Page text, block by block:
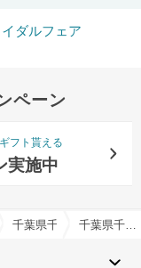
ダルフェア
ペーン
フト貰える
実施中
婚式場
千葉県千葉市美浜区の